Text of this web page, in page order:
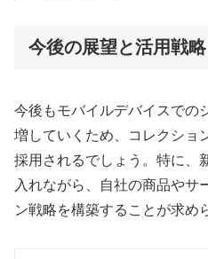
今後の展望と活用戦略
今後もモバイルデバイスでの
増していくため、コレクショ
採用されるでしょう。特に、
入れながら、自社の商品やサ
ン戦略を構築することが求め